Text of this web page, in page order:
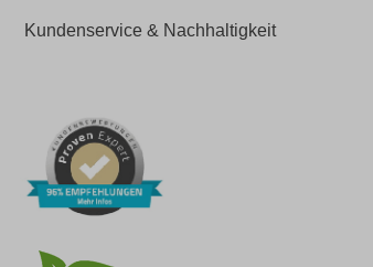
Kundenservice & Nachhaltigkeit